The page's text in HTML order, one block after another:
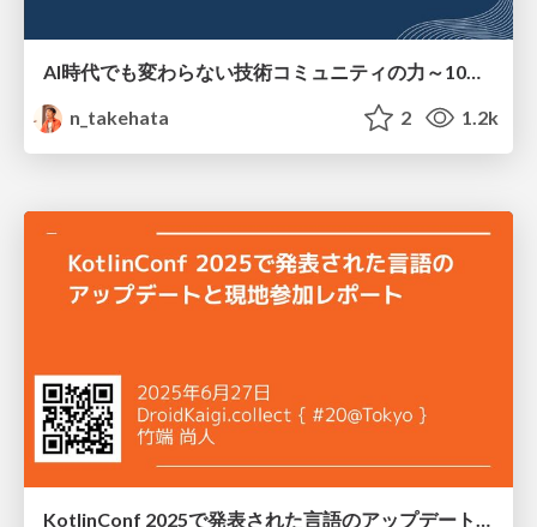
AI時代でも変わらない技術コミュニティの力～10年続く“ゆるい”つながりが生み出す価値
n_takehata
2 1.2k